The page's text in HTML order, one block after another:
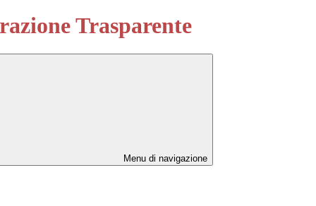
Trasparente
Menu di navigazione